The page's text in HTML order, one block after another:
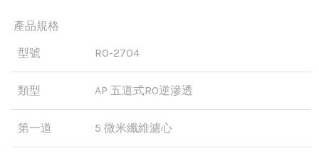
產品規格
型號
RO-2704
類型 AP 五道式RO逆滲透
第一道 5 微米纖維濾心